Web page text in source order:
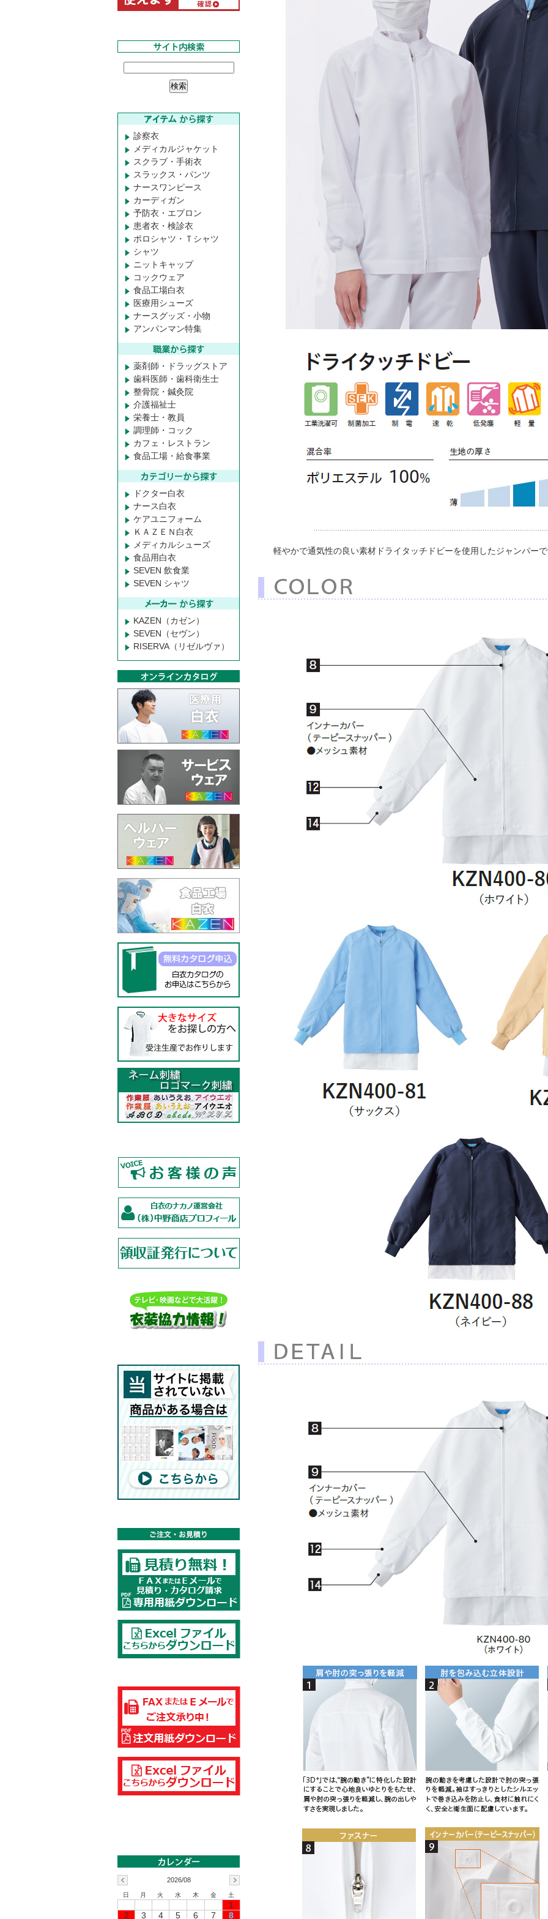
軽やかで通気性の良い素材ドライタッチドビーを使用したジャンパー
診察衣
メディカルジャケット
スクラブ・手術衣
スラックス・パンツ
ナースワンピース
カーディガン
予防衣・エプロン
患者衣・検診衣
ポロシャツ・Ｔシャツ
シャツ
ニットキャップ
コックウェア
食品工場白衣
医療用シューズ
ナースグッズ・小物
アンパンマン特集
薬剤師・ドラッグストア
歯科医師・歯科衛生士
整骨院・鍼灸院
介護福祉士
栄養士・教員
調理師・コック
カフェ・レストラン
食品工場・給食事業
ドクター白衣
ナース白衣
ケアユニフォーム
ＫＡＺＥＮ白衣
メディカルシューズ
食品用白衣
SEVEN 飲食業
SEVEN シャツ
KAZEN（カゼン）
SEVEN（セヴン）
RISERVA（リゼルヴァ）
2026/08
日 月 火 水 木 金 土
1
2
3 4 5 6 7 8